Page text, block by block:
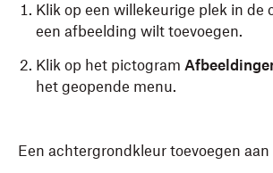
Klik op een willekeurige plek in de
een afbeelding wilt toevoegen.
Klik op het pictogram
het geopende menu.
Een achtergrondkleur toevoegen